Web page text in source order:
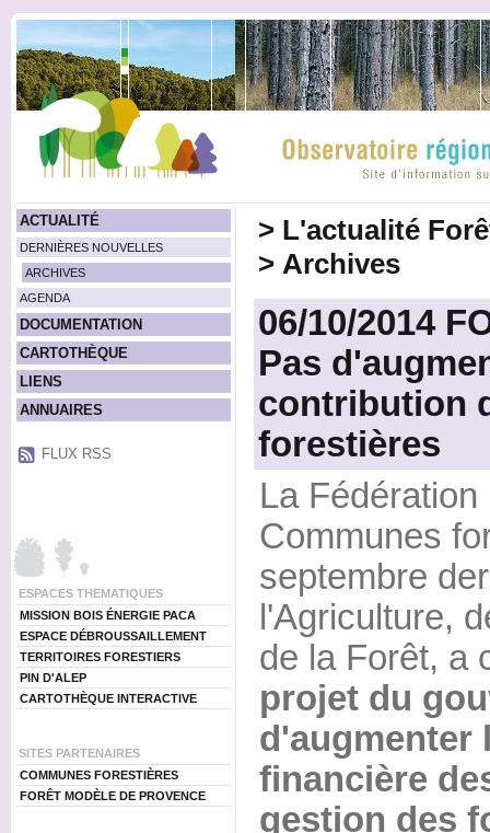
ACTUALITÉ
DERNIÈRES NOUVELLES
ARCHIVES
AGENDA
DOCUMENTATION
CARTOTHÈQUE
LIENS
ANNUAIRES
FLUX RSS
ESPACES THEMATIQUES
MISSION BOIS ÉNERGIE PACA
ESPACE DÉBROUSSAILLEMENT
TERRITOIRES FORESTIERS
PIN D'ALEP
CARTOTHÈQUE INTERACTIVE
SITES PARTENAIRES
COMMUNES FORESTIÈRES
FORÊT MODÈLE DE PROVENCE
> L'actualité
> Archives
06/10/2014
Pas
contribution
forestières
La
Communes
septembre
l'Agriculture,
de la Forêt, a
projet du
d'augmenter
financière
gestion des